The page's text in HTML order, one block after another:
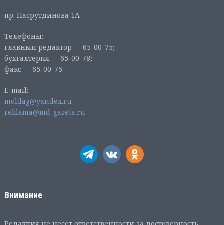
пр. Насрутдинова 1А
Телефоны:
главный редактор — 65-00-75;
бухгалтерия — 65-00-78;
факс — 65-00-75
E-mail:
moldag@yandex.ru
reklama@md-gazeta.ru
Внимание